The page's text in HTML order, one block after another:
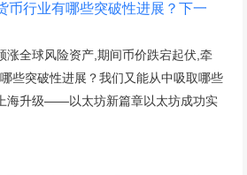
币行业有哪些突破性进展？下一
涨全球风险资产,期间币价跌宕起伏,牵
些突破性进展？我们又能从中吸取哪些
海升级——以太坊新篇章以太坊成功实